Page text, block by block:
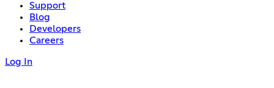
Support
Blog
Developers
Careers
Log In